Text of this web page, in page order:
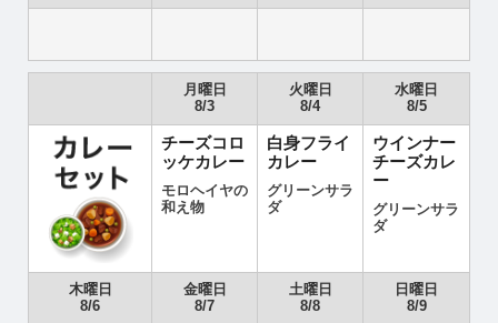
月曜日
8/3
火曜日
8/4
水曜日
8/5
チーズコロ
ッケカレー
モロヘイヤの
和え物
白身フライ
カレー
グリーンサラ
ダ
ウインナー
チーズカレ
ー
グリーンサラ
ダ
木曜日
8/6
金曜日
8/7
土曜日
8/8
日曜日
8/9